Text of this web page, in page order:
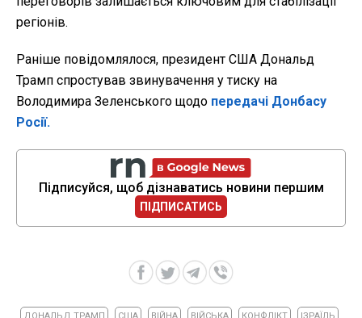
регіонів.
Раніше повідомлялося, президент США Дональд
Трамп спростував звинувачення у тиску на
Володимира Зеленського щодо передачі Донбасу
Росії.
Підписуйся, щоб дізнаватись новини першим
ПІДПИСАТИСЬ